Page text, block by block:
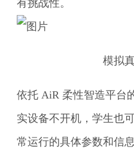
有挑战性。
模拟
依托 AiR 柔性智造平台
实设备不开机，学生也
常运行的具体参数和信